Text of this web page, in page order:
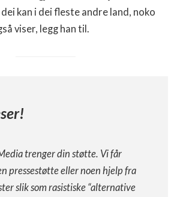
kan i dei fleste andre land, noko
viser, legg han til.
trenger din støtte. Vi får
pressestøtte eller noen hjelp fra
slik som rasistiske “alternative